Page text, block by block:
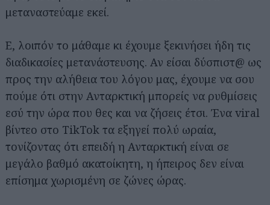
μεταναστεύαμε εκεί.
Ε, λοιπόν το μάθαμε κι έχουμε ξεκινήσει ήδη τις
διαδικασίες μετανάστευσης. Αν είσαι δύσπιστ@ ως
προς την αλήθεια του λόγου μας, έχουμε να σου
πούμε ότι στην Ανταρκτική μπορείς να ρυθμίσεις
εσύ την ώρα που θες και να ζήσεις έτσι. Ένα viral
βίντεο στο TikTok τα εξηγεί πολύ ωραία,
τονίζοντας ότι επειδή η Ανταρκτική είναι σε
μεγάλο βαθμό ακατοίκητη, η ήπειρος δεν είναι
επίσημα χωρισμένη σε ζώνες ώρας.